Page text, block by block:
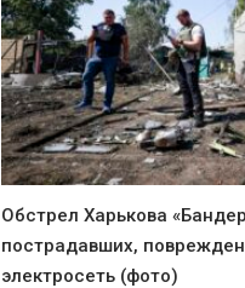
Обстрел Харькова
пострадавших,
электросеть (фото)